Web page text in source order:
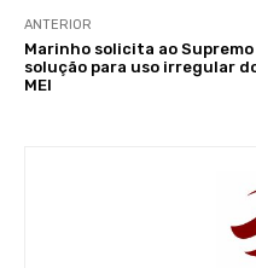
ANTERIOR
Marinho solicita ao Supremo
solução para uso irregular
MEI